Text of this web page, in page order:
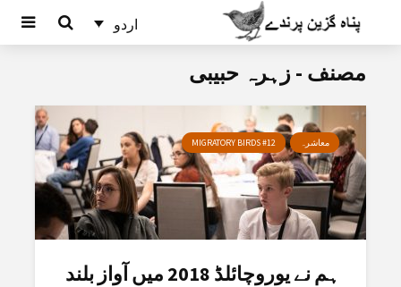
اردو
مصنف - زہرہ حبیبی
معاشرہ MIGRATORY BIRDS #12
ہم نے یوروچائلڈ 2018 میں آواز بلند